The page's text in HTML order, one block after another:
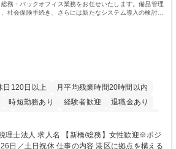
務・バックオフィス業務をお任せいたします。備品管理
社会保険手続き、さらには新たなシステム導入の検討ま
。
日120日以上
月平均残業時間20時間以内
時短勤務あり 経験者歓迎
退職金あり
務】女性歓迎※ポジ
の内容 港区に拠点を構える